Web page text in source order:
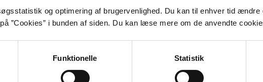
og optimering af brugervenlighed. Du kan til enhver tid
”Cookies” i bunden af siden. Du kan læse mere om de anvendte
Funktionelle Statistik